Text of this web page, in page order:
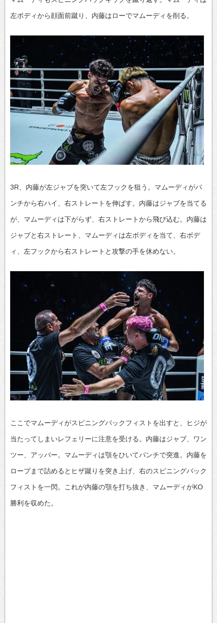
左ボディから顔面前蹴り、内藤はローでマムーディを削る。
3R、内藤が左ジャブを突いて左フックを狙う。マムーディがパ
ンチから右ハイ、右ストレートを伸ばす。内藤はジャブを当てる
が、マムーディは下がらず、右ストレートから飛び込む。内藤は
ジャブと右ストレート、マムーディは左ボディを当て、右ボデ
ィ、左フックから右ストレートと攻撃の手を休めない。
ここでマムーディがスピニングバックフィストを出すと、ヒジが
当たってしまいレフェリーに注意を受ける。内藤はジャブ、ワン
ツー、アッパー。マムーディは顎をひいてパンチで突進。内藤を
ロープまで詰めるとヒザ蹴りを突き上げ、右のスピニングバック
フィストを一閃。これが内藤の顎を打ち抜き、マムーディがKO
勝利を収めた。